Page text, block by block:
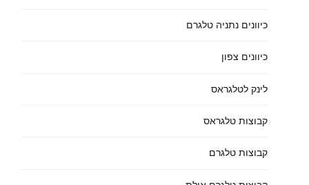
כיוונים נתניה טלגרם
כיוונים צפון
לינק לטלגראס
קבוצות טלגראס
קבוצות טלגרם